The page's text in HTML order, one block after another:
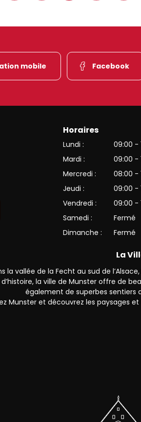
mobile Facebook
belles vallées du versant alsacien des
Horaires
Lundi : 09:00 -
Mardi :
09:00 -
Mercredi :
08:00 -
Jeudi :
09:00 -
Vendredi :
09:00 -
Samedi :
Fermé
Dimanche :
Fermé
La
la vallée de la Fecht au sud de
la ville de Munster offre de
également de superbes sentiers
Munster et découvrez les paysages